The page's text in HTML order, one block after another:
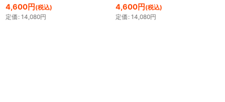
4,600円 (税込)
定価 : 14,080円
4,600円 (税込)
定価 : 14,080円